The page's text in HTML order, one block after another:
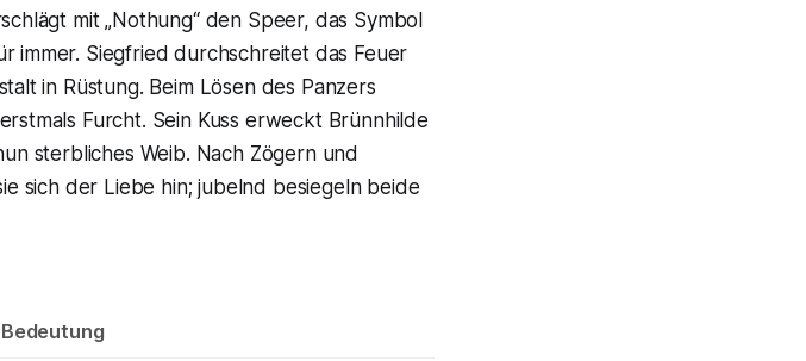
mit „Nothung“ den Speer, das Symbol
immer. Siegfried durchschreitet das Feuer
in Rüstung. Beim Lösen des Panzers
Furcht. Sein Kuss erweckt Brünnhilde
sterbliches Weib. Nach Zögern und
sich der Liebe hin; jubelnd besiegeln beide
Bedeutung